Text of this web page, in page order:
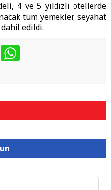
4 ve 5 yıldızlı otellerde
tüm yemekler, seyahat
edildi.